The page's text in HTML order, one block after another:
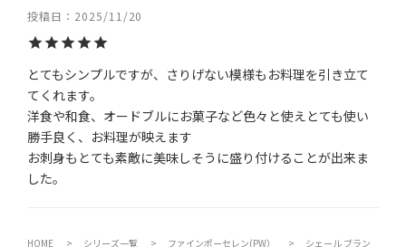
投稿日 2025/11/20
とてもシンプルですが、さりげない模様もお料理を引き立て
てくれます。
洋食や和食、オードブルにお菓子など色々と使えとても使い
勝手良く、お料理が映えます
お刺身もとても素敵に美味しそうに盛り付けることが出来ま
HOME シリーズ一覧 ファインポーセレン(PW）
シェール ブラン